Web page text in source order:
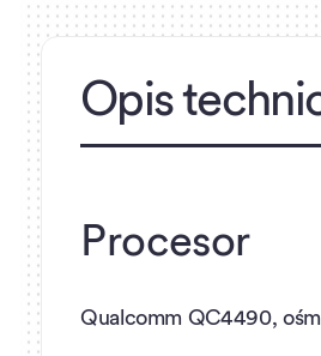
Opis
Procesor
Qualcomm QC4490,